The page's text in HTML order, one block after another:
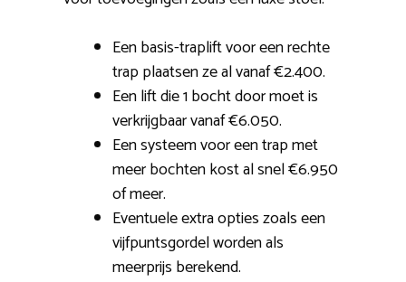
Een basis-traplift voor een rechte
trap plaatsen ze al vanaf €2.400.
Een lift die 1 bocht door moet is
verkrijgbaar vanaf €6.050.
Een systeem voor een trap met
meer bochten kost al snel €6.950
of meer.
Eventuele extra opties zoals een
vijfpuntsgordel worden als
meerprijs berekend.